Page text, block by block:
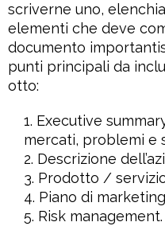
scriverne uno,
elementi che deve
documento
punti principali da
otto:
Executive
mercati, problemi e
Descrizione
Prodotto /
Piano di
Risk management.